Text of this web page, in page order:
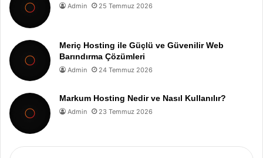
Admin 25 Temmuz 2026
Meriç Hosting ile Güçlü ve Güvenilir Web
Barındırma Çözümleri
Admin 24 Temmuz 2026
Markum Hosting Nedir ve Nasıl Kullanılır?
Admin 23 Temmuz 2026